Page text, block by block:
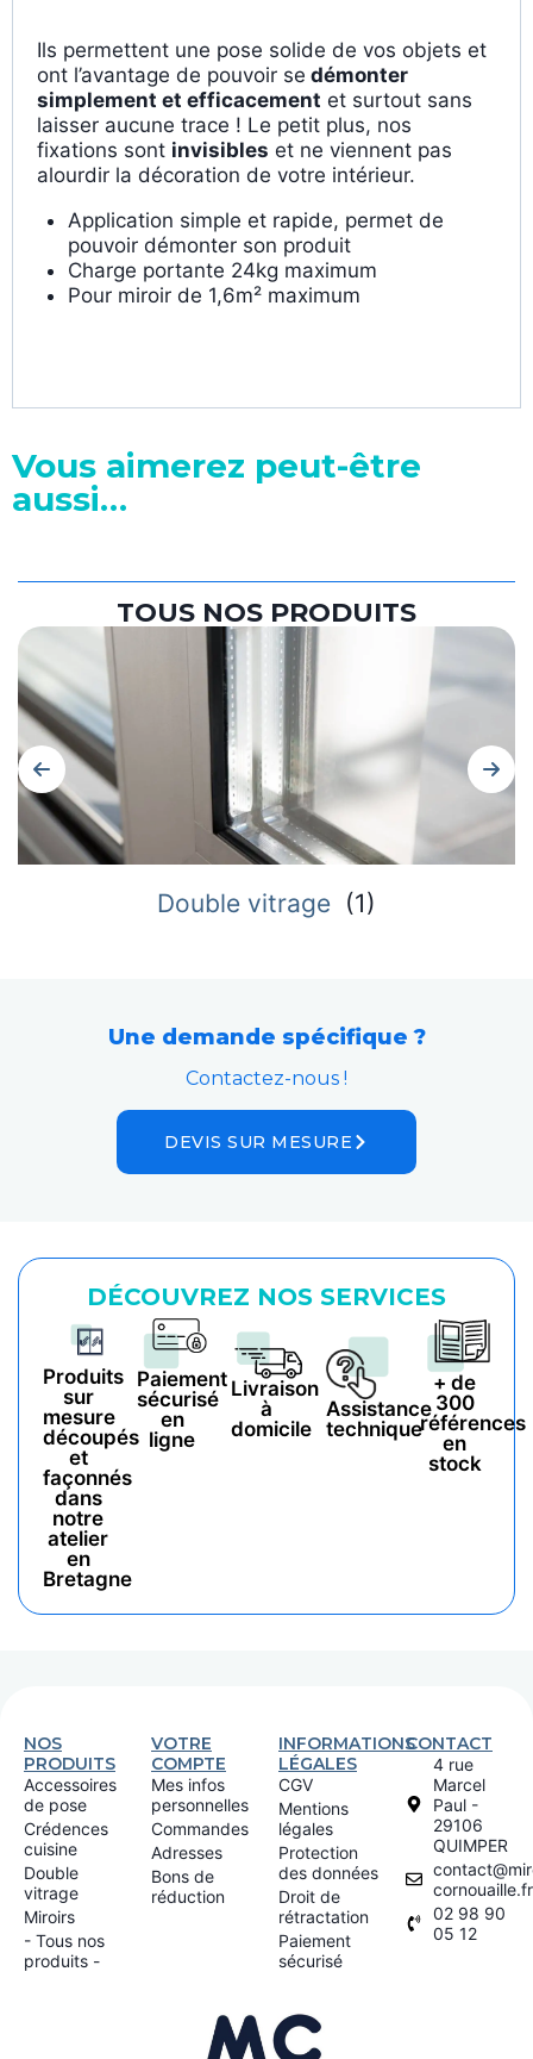
Ils permettent une pose solide de vos objets et
ont l’avantage de pouvoir se démonter
simplement et efficacement et surtout sans
laisser aucune trace ! Le petit plus, nos
fixations sont invisibles et ne viennent pas
alourdir la décoration de votre intérieur.
Application simple et rapide, permet de
pouvoir démonter son produit
Charge portante 24kg maximum
Pour miroir de 1,6m² maximum
Vous aimerez peut-être
aussi…
TOUS NOS PRODUITS
Double vitrage (1)
Une demande spécifique ?
Contactez-nous !
DEVIS SUR MESURE
DÉCOUVREZ NOS SERVICES
Produits
sur
mesure
découpés
et
façonnés
dans
notre
atelier
en
Bretagne
Paiement
sécurisé
en
ligne
Livraison
à
domicile
Assistance
technique
+ de
300
références
en
stock
NOS
PRODUITS
Accessoires
de pose
Crédences
cuisine
Double
vitrage
Miroirs
- Tous nos
produits -
VOTRE
COMPTE
Mes infos
personnelles
Commandes
Adresses
Bons de
réduction
INFORMATIONS
LÉGALES
CGV
Mentions
légales
Protection
des données
Droit de
rétractation
Paiement
sécurisé
CONTACT
4 rue
Marcel
Paul -
29106
QUIMPER
cornouaille.fr
02 98 90
05 12